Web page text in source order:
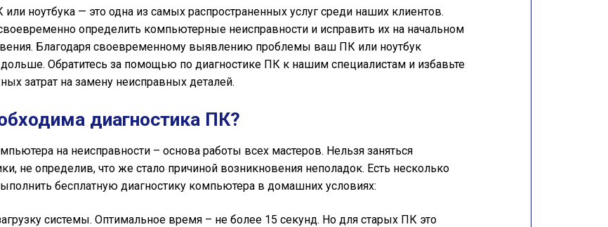
ноутбука — это одна из самых распространенных услуг среди наших клиентов.
определить компьютерные неисправности и исправить их на начальном
Благодаря своевременному выявлению проблемы ваш ПК или ноутбук
Обратитесь за помощью по диагностике ПК к нашим специалистам и избавьте
затрат на замену неисправных деталей.
диагностика ПК?
на неисправности – основа работы всех мастеров. Нельзя заняться
не определив, что же стало причиной возникновения неполадок. Есть несколько
бесплатную диагностику компьютера в домашних условиях:
системы. Оптимальное время – не более 15 секунд. Но для старых ПК это